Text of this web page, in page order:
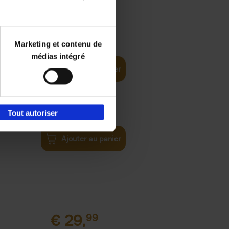
Marketing et contenu de
médias intégré
Tout autoriser
Create
€ 34,
Ajouter au panier
€34,99
Ajouter au panier
€ 29,99